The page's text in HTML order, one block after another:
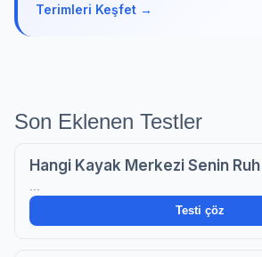
Terimleri Keşfet →
Son Eklenen Testler
Hangi Kayak Merkezi Senin
Testi çöz